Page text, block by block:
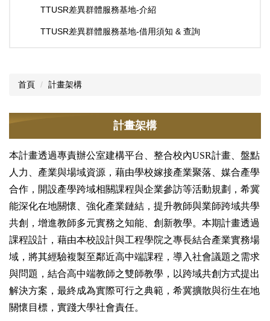
TTUSR差異群體服務基地-介紹
​TTUSR差異群體服務基地-借用須知 & 查詢
首頁 計畫架構
計畫架構
本計畫透過專責辦公室建構平台、整合校內USR計畫、盤點
人力、產業與場域資源，藉由學校嫁接產業聚落、媒合產學
合作，開設產學跨域相關課程與企業參訪等活動規劃，希冀
能深化在地關懷、強化產業鏈結，提升教師與業師跨域共學
共創，增進教師多元實務之知能、創新教學。本期計畫透過
課程設計，藉由本校設計與工程學院之專長結合產業實務場
域，將其經驗複製至鄰近高中端課程，導入社會議題之需求
與問題，結合高中端教師之雙師教學，以跨域共創方式提出
解決方案，最終成為實際可行之典範，希冀擴散與衍生在地
關懷目標，實踐大學社會責任。